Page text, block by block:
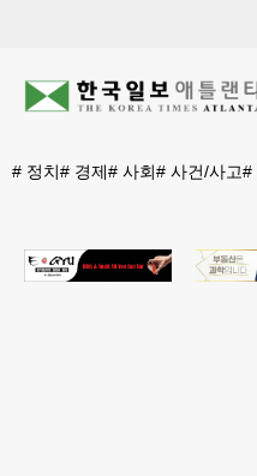
# 정치# 경제# 사회# 사건/사고#